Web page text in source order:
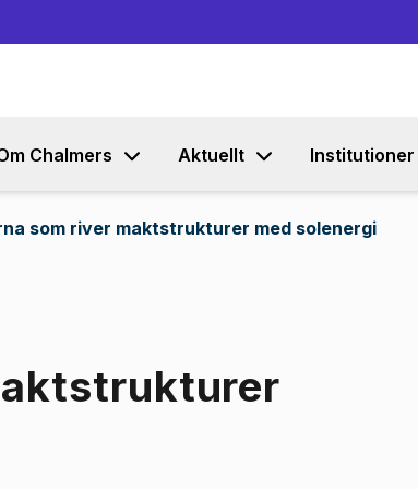
Chalmers Aktuellt Institutioner
som river maktstrukturer med solenergi